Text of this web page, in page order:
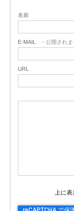
名前
E-MAIL - 公開されま
URL
上に表